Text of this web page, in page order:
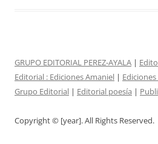
GRUPO EDITORIAL PEREZ-AYALA |
Editorial : Ediciones Amaniel |
Grupo Editorial | Editorial poesía |
Copyright © [year]. All Rights Reserved.